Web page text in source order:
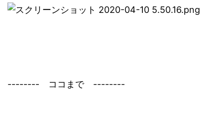
-------- ココまで --------